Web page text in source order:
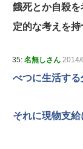
餓死とか自殺
定的な考えを持
35: 名無しさん 2014/
べつに生活す
それに現物支